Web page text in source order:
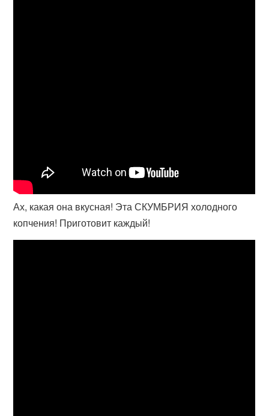
Ах, какая она вкусная! Эта СКУМБРИЯ холодного
копчения! Приготовит каждый!